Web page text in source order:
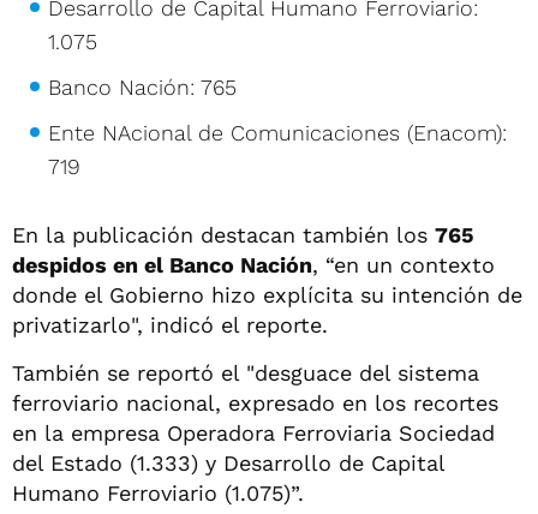
Desarrollo de Capital Humano Ferroviario:
1.075
Banco Nación: 765
Ente NAcional de Comunicaciones (Enacom):
719
En la publicación destacan también los 765
despidos en el Banco Nación, “en un contexto
donde el Gobierno hizo explícita su intención de
privatizarlo", indicó el reporte.
También se reportó el "desguace del sistema
ferroviario nacional, expresado en los recortes
en la empresa Operadora Ferroviaria Sociedad
del Estado (1.333) y Desarrollo de Capital
Humano Ferroviario (1.075)”.